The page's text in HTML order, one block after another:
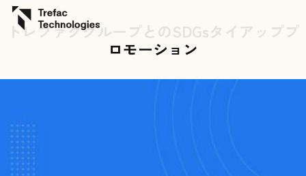
トレファクグループとのSDGsタイアッププ
ロモーション